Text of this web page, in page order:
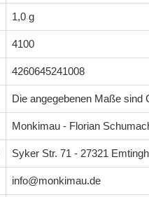
1,0 g
4100
4260645241008
Die angegebenen Maße sind
Monkimau - Florian
Syker Str. 71 - 27321
info@monkimau.de